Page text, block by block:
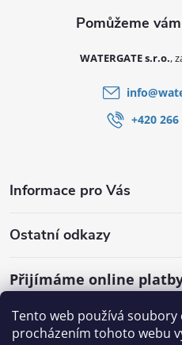
Tento web používá soubory
procházením tohoto webu
Informace pro Vás
Ostatní odkazy
Přijímáme online
WATERGATE s.r.o.
info@
+420